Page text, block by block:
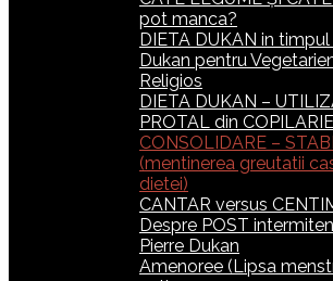
pot manca?
DIETA DUKAN in
Dukan pentru
Religios
DIETA DUKAN –
PROTAL din COPILARIE
CONSOLIDARE –
(mentinerea greutatii
dietei)
CANTAR versus
Despre POST
Pierre Dukan
Amenoree (Lipsa